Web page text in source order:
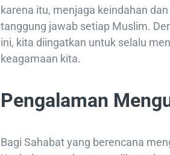
karena itu, menjaga keindahan
tanggung jawab setiap Muslim.
ini, kita diingatkan untuk selalu
keagamaan kita.
Pengalaman
Bagi Sahabat yang berencana